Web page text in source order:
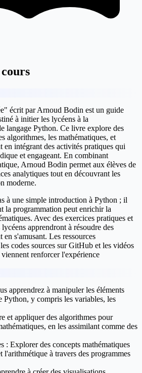
écrit par Arnoud Bodin est un guide
à initier les lycéens à la
langage Python. Ce livre explore des
algorithmes, les mathématiques, et
intégrant des activités pratiques qui
et engageant. En combinant
Arnoud Bodin permet aux élèves de
analytiques tout en découvrant les
moderne.
à une simple introduction à Python ; il
la programmation peut enrichir la
Avec des exercices pratiques et
apprendront à résoudre des
s'amusant. Les ressources
codes sources sur GitHub et les vidéos
renforcer l'expérience
apprendrez à manipuler les éléments
Python, y compris les variables, les
et appliquer des algorithmes pour
en les assimilant comme des
: Explorer des concepts mathématiques
l'arithmétique à travers des programmes